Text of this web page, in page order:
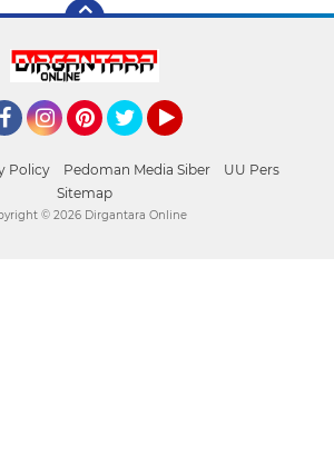
Policy Pedoman Media Siber
UU Pers
Sitemap
© 2026 Dirgantara Online